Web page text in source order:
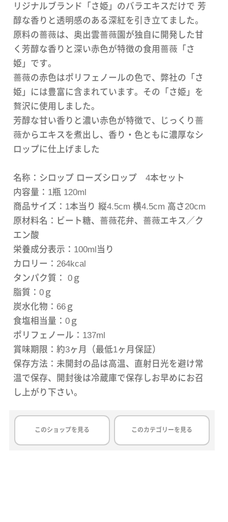
リジナルブランド「さ姫」のバラエキスだけで 芳
醇な香りと透明感のある深紅を引き立てました。
原料の薔薇は、奥出雲薔薇園が独自に開発した甘
く芳醇な香りと深い赤色が特徴の食用薔薇「さ
姫」です。
薔薇の赤色はポリフェノールの色で、弊社の「さ
姫」には豊富に含まれています。その「さ姫」を
贅沢に使用しました。
芳醇な甘い香りと濃い赤色が特徴で、じっくり薔
薇からエキスを煮出し、香り・色ともに濃厚なシ
ロップに仕上げました
名称：シロップ ローズシロップ 4本セット
内容量：1瓶 120ml
商品サイズ：1本当り 縦4.5cm 横4.5cm 高さ20cm
原材料名：ビート糖、薔薇花弁、薔薇エキス／ク
エン酸
栄養成分表示：100ml当り
カロリー：264kcal
タンパク質： 0ｇ
脂質：0ｇ
炭水化物：66ｇ
食塩相当量：0ｇ
ポリフェノール：137ml
賞味期限：約3ヶ月（最低1ヶ月保証）
保存方法：未開封の品は高温、直射日光を避け常
温で保存、開封後は冷蔵庫で保存しお早めにお召
し上がり下さい。
このショップを見る このカテゴリーを見る